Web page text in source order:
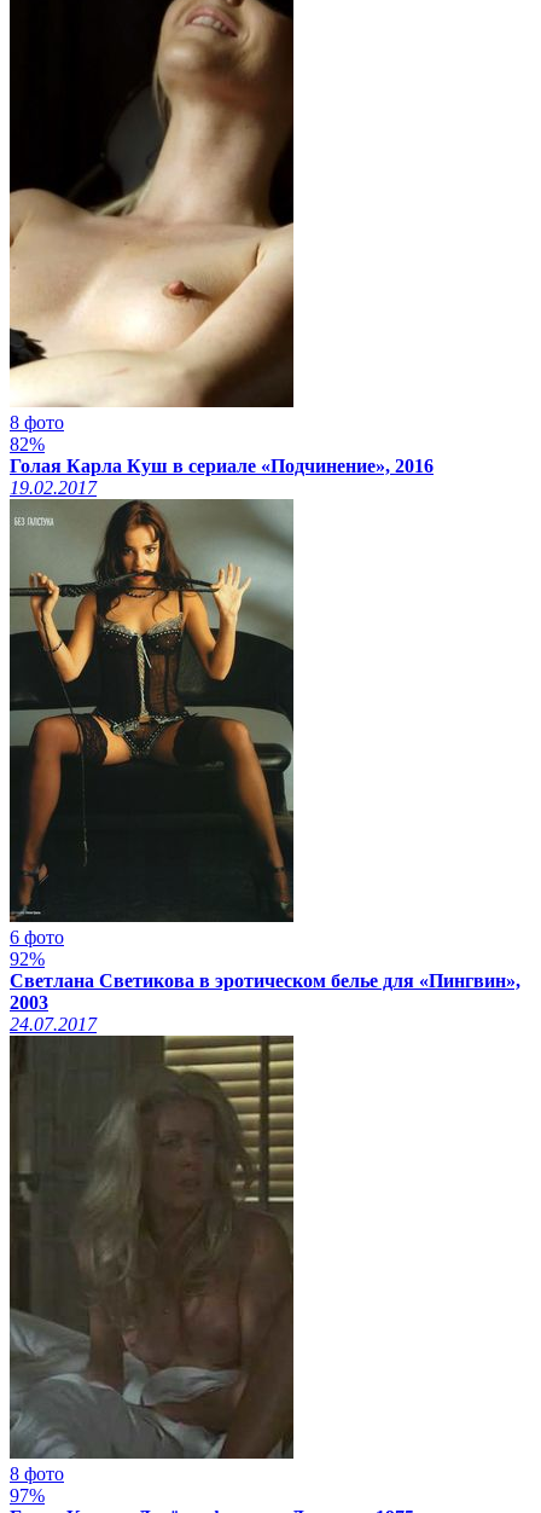
8 фото
82%
Голая Карла Куш в сериале «Подчинение», 2016
19.02.2017
6 фото
92%
Светлана Светикова в эротическом белье для «Пингвин»,
2003
24.07.2017
8 фото
97%